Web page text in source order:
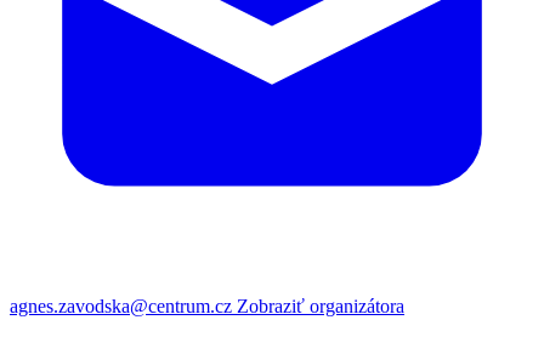
agnes.zavodska@centrum.cz Zobraziť organizátora